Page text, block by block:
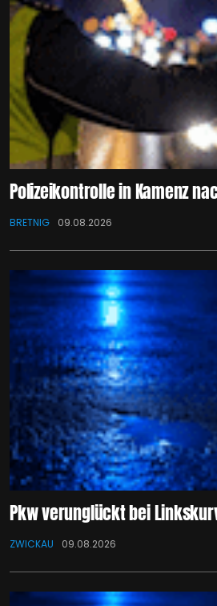
Polizeikontrolle in Kamenz
BRETNIG 09.08.2026
Pkw verunglückt bei
ZWICKAU 09.08.2026